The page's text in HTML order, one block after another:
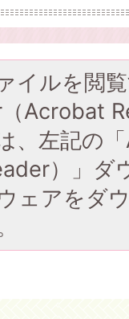
イルを閲
Acrobat
、左記の
）」ダ
ェアをダ